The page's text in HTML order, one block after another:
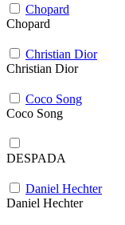
Chopard
Chopard
Christian Dior
Christian Dior
Coco Song
Coco Song
DESPADA
Daniel Hechter
Daniel Hechter